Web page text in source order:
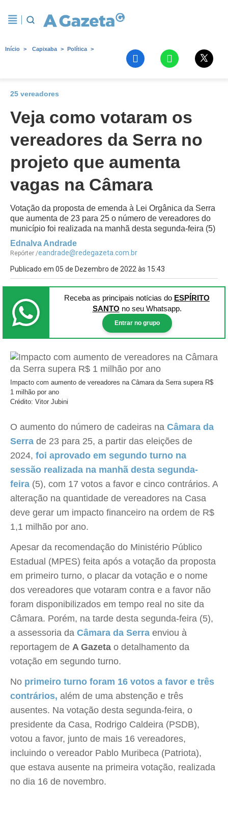
Início Capixaba Política
25 vereadores
Veja como votaram os
vereadores da Serra no
projeto que aumenta
vagas na Câmara
Votação da proposta de emenda à Lei Orgânica da Serra
que aumenta de 23 para 25 o número de vereadores do
município foi realizada na manhã desta segunda-feira (5)
Ednalva Andrade
Repórter /eandrade@redegazeta.com.br
Publicado em 05 de Dezembro de 2022 às 15:43
Receba as principais notícias do ESPÍRITO
SANTO no seu Whatsapp.
Entrar no grupo
Impacto com aumento de vereadores na Câmara da Serra supera R$
1 milhão por ano
Crédito: Vitor Jubini
O aumento do número de cadeiras na Câmara da
Serra de 23 para 25, a partir das eleições de
2024, foi aprovado em segundo turno na
sessão realizada na manhã desta segunda-
feira (5), com 17 votos a favor e cinco contrários. A
alteração na quantidade de vereadores na Casa
deve gerar um impacto financeiro na ordem de R$
1,1 milhão por ano.
Apesar da recomendação do Ministério Público
Estadual (MPES) feita após a votação da proposta
em primeiro turno, o placar da votação e o nome
dos vereadores que votaram contra e a favor não
foram disponibilizados em tempo real no site da
Câmara. Porém, na tarde desta segunda-feira (5),
a assessoria da Câmara da Serra enviou à
reportagem de A Gazeta o detalhamento da
votação em segundo turno.
No primeiro turno foram 16 votos a favor e três
contrários, além de uma abstenção e três
ausentes. Na votação desta segunda-feira, o
presidente da Casa, Rodrigo Caldeira (PSDB),
votou a favor, junto de mais 16 vereadores,
incluindo o vereador Pablo Muribeca (Patriota),
que estava ausente na primeira votação, realizada
no dia 16 de novembro.